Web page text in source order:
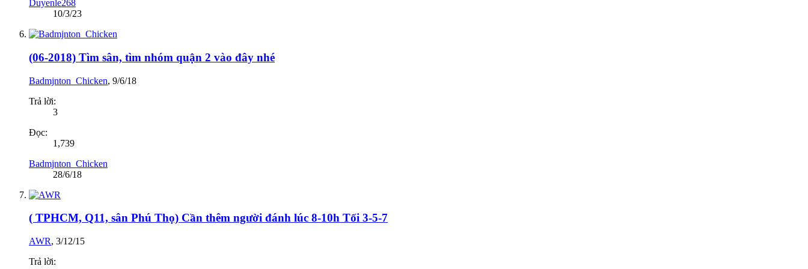
Duyenle268
10/3/23
(06-2018) Tìm sân, tìm nhóm quận 2 vào đây nhé
Badmjnton_Chicken, 9/6/18
Trả lời:
3
Đọc:
1,739
Badmjnton_Chicken
28/6/18
( TPHCM, Q11, sân Phú Thọ) Cần thêm người đánh lúc 8-10h Tối 3-5-7
AWR, 3/12/15
Trả lời: